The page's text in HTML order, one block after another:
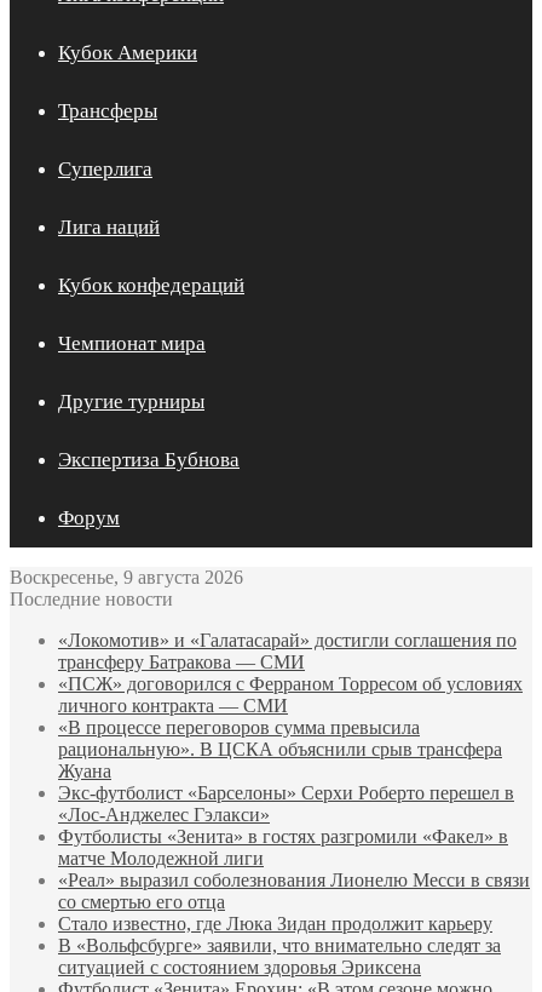
Кубок Америки
Трансферы
Суперлига
Лига наций
Кубок конфедераций
Чемпионат мира
Другие турниры
Экспертиза Бубнова
Форум
Воскресенье, 9 августа 2026
Последние новости
«Локомотив» и «Галатасарай» достигли соглашения по
трансферу Батракова — СМИ
«ПСЖ» договорился с Ферраном Торресом об условиях
личного контракта — СМИ
«В процессе переговоров сумма превысила
рациональную». В ЦСКА объяснили срыв трансфера
Жуана
Экс‑футболист «Барселоны» Серхи Роберто перешел в
«Лос‑Анджелес Гэлакси»
Футболисты «Зенита» в гостях разгромили «Факел» в
матче Молодежной лиги
«Реал» выразил соболезнования Лионелю Месси в связи
со смертью его отца
Стало известно, где Люка Зидан продолжит карьеру
В «Вольфсбурге» заявили, что внимательно следят за
ситуацией с состоянием здоровья Эриксена